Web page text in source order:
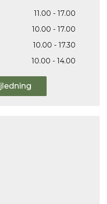
11.00 - 17.00
10.00 - 17.00
10.00 - 17.30
10.00 - 14.00